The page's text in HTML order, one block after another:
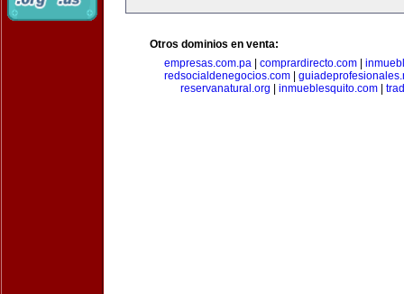
Otros dominios en venta:
empresas.com.pa
comprardirecto.com
redsocialdenegocios.com|
reservanatural.org
inmueblesquito.com